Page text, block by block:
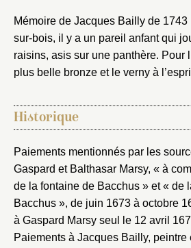
Mémoire de Jacques Bailly de
sur-bois, il y a un pareil anfant qui
raisins, asis sur une panthère. Pour
plus belle bronze et le verny à
Historique
Paiements mentionnés par les
Gaspard et Balthasar Marsy, « à
de la fontaine de Bacchus » et « de
Bacchus », de juin 1673 à octobre
à Gaspard Marsy seul le 12 avril
Paiements à Jacques Bailly, peintre